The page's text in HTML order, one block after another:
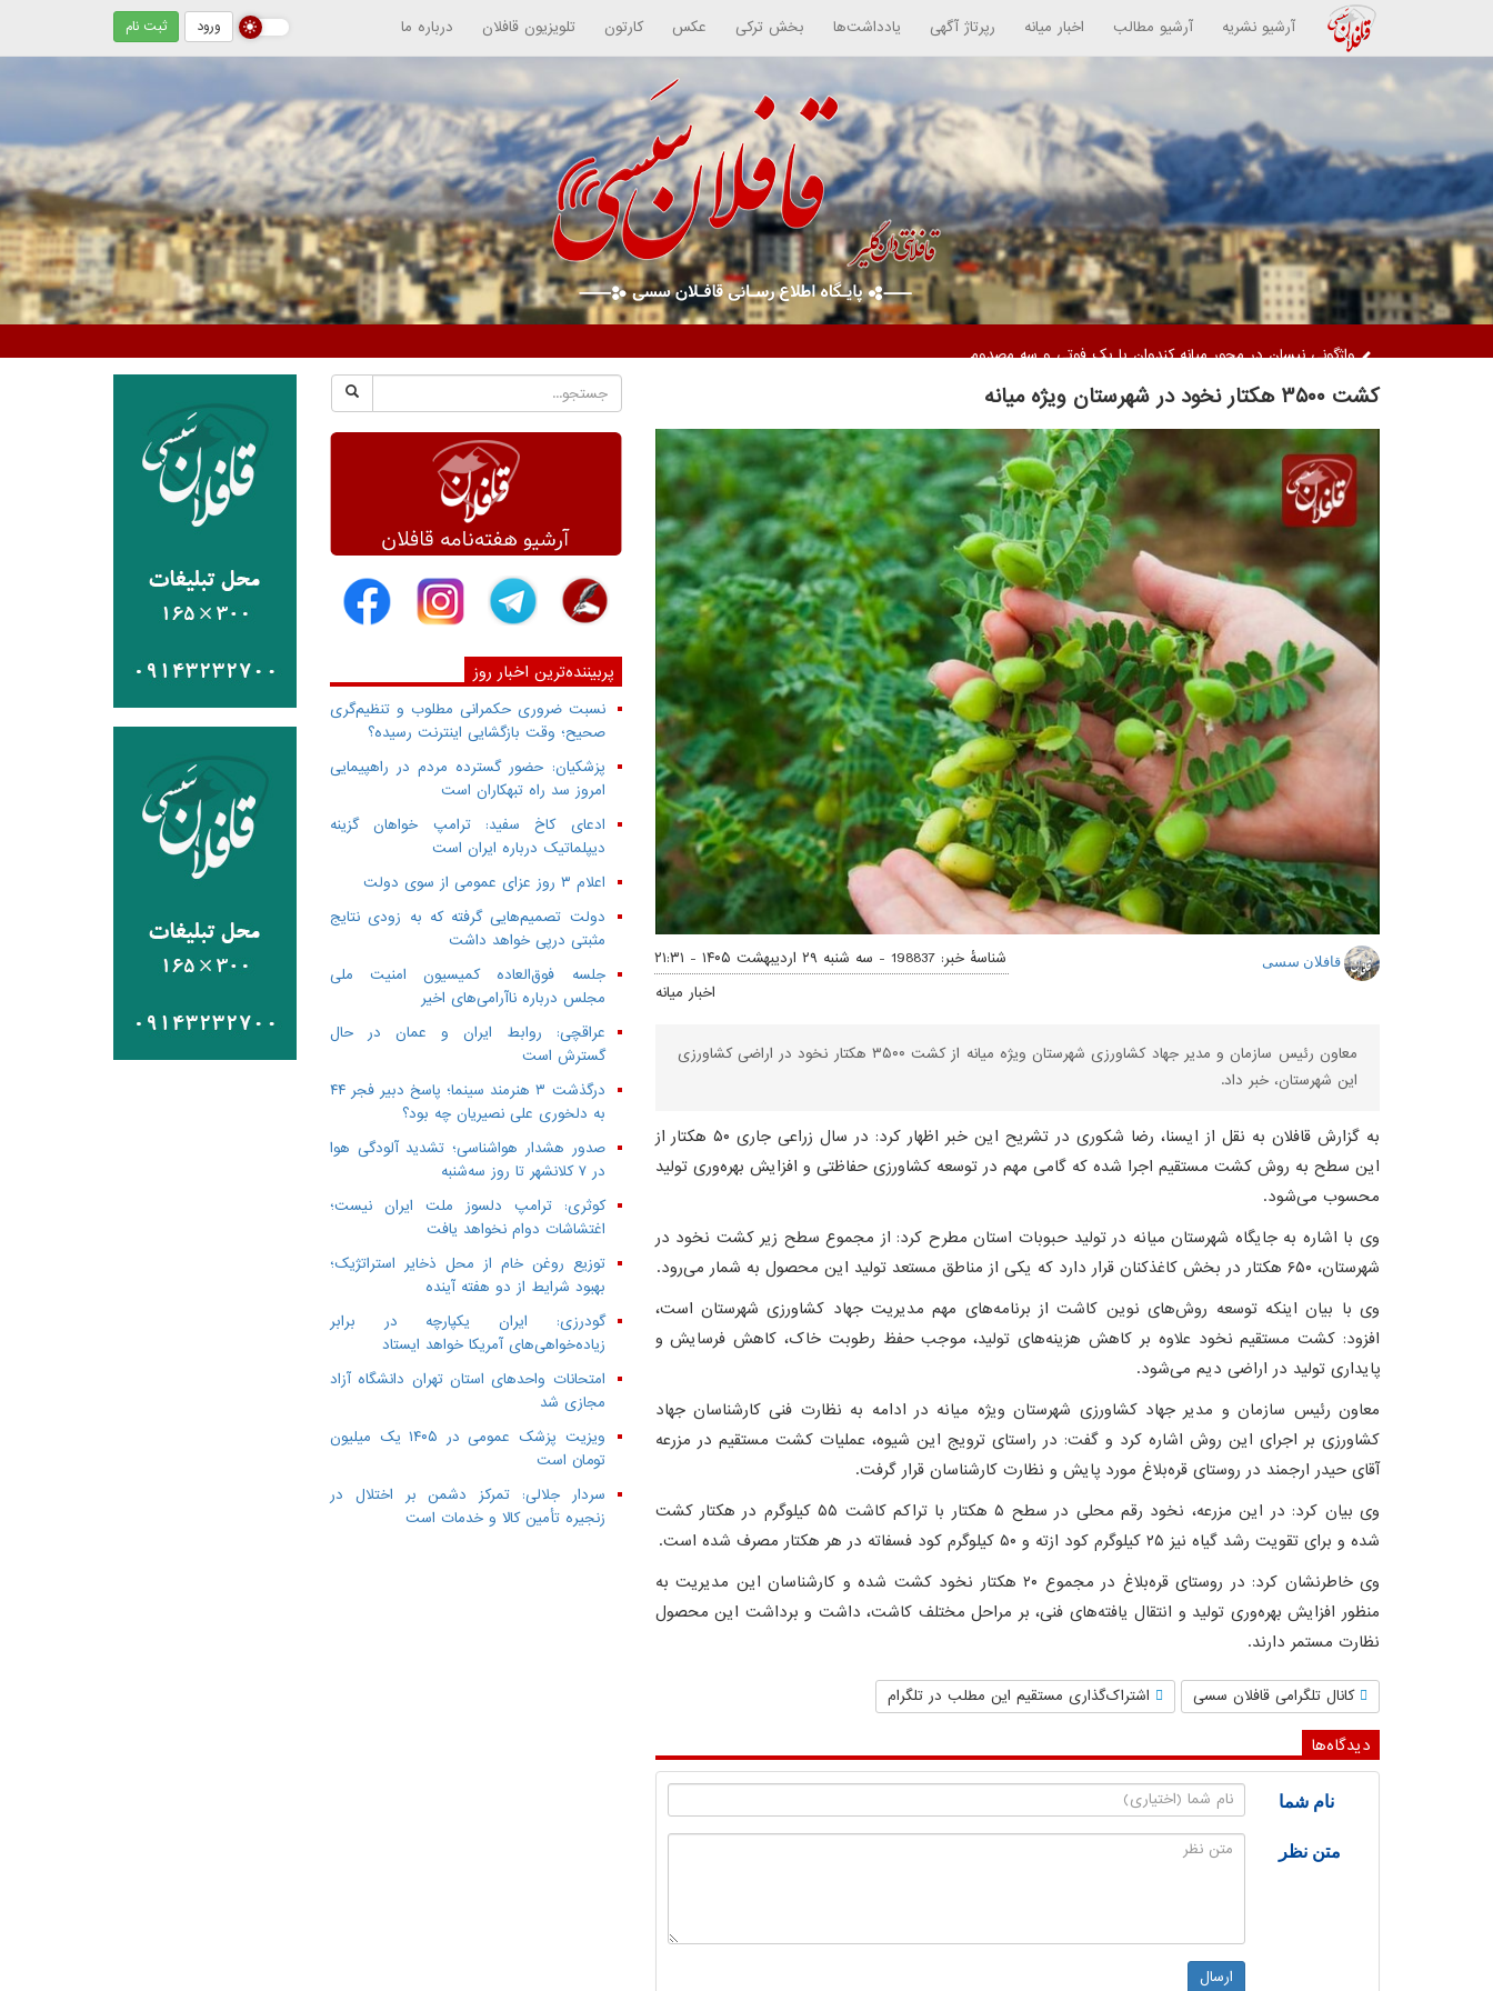
ورود ثبت نام آرشیو نشریه آرشیو مطالب اخبار میانه رپرتاژ آگهی یادداشت‌ها بخش ترکی عکس کارتون تلویزیون قافلان درباره ما
کشت ۳۵۰۰ هکتار نخود در شهرستان ویژه میانه
قافلان سسی شناسهٔ خبر: 198837 -
سه شنبه ۲۹ اردیبهشت ۱۴۰۵ - ۲۱:۳۱
اخبار میانه
معاون رئیس سازمان و مدیر جهاد کشاورزی شهرستان ویژه میانه از کشت ۳۵۰۰ هکتار نخود در اراضی کشاورزی
این شهرستان، خبر داد.
به گزارش قافلان به نقل از ایسنا، رضا شکوری در تشریح این خبر اظهار کرد: در سال زراعی جاری ۵۰ هکتار از
این سطح به روش کشت مستقیم اجرا شده که گامی مهم در توسعه کشاورزی حفاظتی و افزایش بهره‌وری تولید
محسوب می‌شود.
وی با اشاره به جایگاه شهرستان میانه در تولید حبوبات استان مطرح کرد: از مجموع سطح زیر کشت نخود در
شهرستان، ۶۵۰ هکتار در بخش کاغذکنان قرار دارد که یکی از مناطق مستعد تولید این محصول به شمار می‌رود.
وی با بیان اینکه توسعه روش‌های نوین کاشت از برنامه‌های مهم مدیریت جهاد کشاورزی شهرستان است،
افزود: کشت مستقیم نخود علاوه بر کاهش هزینه‌های تولید، موجب حفظ رطوبت خاک، کاهش فرسایش و
پایداری تولید در اراضی دیم می‌شود.
معاون رئیس سازمان و مدیر جهاد کشاورزی شهرستان ویژه میانه در ادامه به نظارت فنی کارشناسان جهاد
کشاورزی بر اجرای این روش اشاره کرد و گفت: در راستای ترویج این شیوه، عملیات کشت مستقیم در مزرعه
آقای حیدر ارجمند در روستای قره‌بلاغ مورد پایش و نظارت کارشناسان قرار گرفت.
وی بیان کرد: در این مزرعه، نخود رقم محلی در سطح ۵ هکتار با تراکم کاشت ۵۵ کیلوگرم در هکتار کشت
شده و برای تقویت رشد گیاه نیز ۲۵ کیلوگرم کود ازته و ۵۰ کیلوگرم کود فسفاته در هر هکتار مصرف شده است.
وی خاطرنشان کرد: در روستای قره‌بلاغ در مجموع ۲۰ هکتار نخود کشت شده و کارشناسان این مدیریت به
منظور افزایش بهره‌وری تولید و انتقال یافته‌های فنی، بر مراحل مختلف کاشت، داشت و برداشت این محصول
نظارت مستمر دارند.
کانال تلگرامی قافلان سسی اشتراک‌گذاری مستقیم این مطلب در تلگرام
دیدگاه‌ها
نام شما
متن نظر
ارسال
پربیننده‌ترین اخبار روز
نسبت ضروری حکمرانی مطلوب و تنظیم‌گری
صحیح؛ وقت بازگشایی اینترنت رسیده؟
پزشکیان: حضور گسترده مردم در راهپیمایی
امروز سد راه تبهکاران است
ادعای کاخ سفید: ترامپ خواهان گزینه
دیپلماتیک درباره ایران است
اعلام ۳ روز عزای عمومی از سوی دولت
دولت تصمیم‌هایی گرفته که به زودی نتایج
مثبتی درپی خواهد داشت
جلسه فوق‌العاده کمیسیون امنیت ملی
مجلس درباره ناآرامی‌های اخیر
عراقچی: روابط ایران و عمان در حال
گسترش است
درگذشت ۳ هنرمند سینما؛ پاسخ دبیر فجر ۴۴
به دلخوری علی نصیریان چه بود؟
صدور هشدار هواشناسی؛ تشدید آلودگی هوا
در ۷ کلانشهر تا روز سه‌شنبه
کوثری: ترامپ دلسوز ملت ایران نیست؛
اغتشاشات دوام نخواهد یافت
توزیع روغن خام از محل ذخایر استراتژیک؛
بهبود شرایط از دو هفته آینده
گودرزی: ایران یکپارچه در برابر
زیاده‌خواهی‌های آمریکا خواهد ایستاد
امتحانات واحدهای استان تهران دانشگاه آزاد
مجازی شد
ویزیت پزشک عمومی در ۱۴۰۵ یک میلیون
تومان است
سردار جلالی: تمرکز دشمن بر اختلال در
زنجیره تأمین کالا و خدمات است